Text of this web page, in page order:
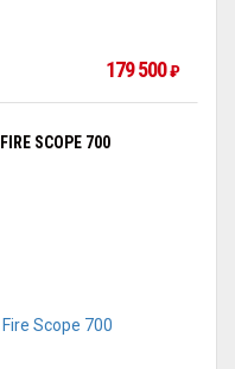
179 500₽
SCOPE 700